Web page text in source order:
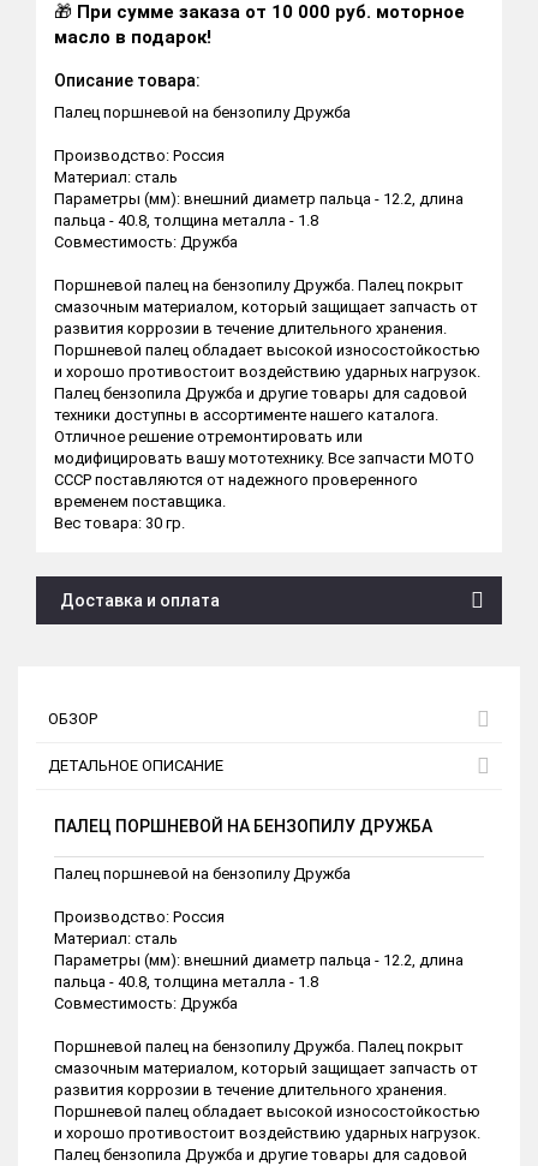
🎁 При сумме заказа от 10 000 руб. моторное
масло в подарок!
Описание товара:
Палец поршневой на бензопилу Дружба
Производство: Россия
Материал: сталь
Параметры (мм): внешний диаметр пальца - 12.2, длина
пальца - 40.8, толщина металла - 1.8
Совместимость: Дружба
Поршневой палец на бензопилу Дружба. Палец покрыт
смазочным материалом, который защищает запчасть от
развития коррозии в течение длительного хранения.
Поршневой палец обладает высокой износостойкостью
и хорошо противостоит воздействию ударных нагрузок.
Палец бензопила Дружба и другие товары для садовой
техники доступны в ассортименте нашего каталога.
Отличное решение отремонтировать или
модифицировать вашу мототехнику. Все запчасти МОТО
СССР поставляются от надежного проверенного
временем поставщика.
Вес товара: 30 гр.
Доставка и оплата
ОБЗОР
ДЕТАЛЬНОЕ ОПИСАНИЕ
ПАЛЕЦ ПОРШНЕВОЙ НА БЕНЗОПИЛУ ДРУЖБА
Палец поршневой на бензопилу Дружба
Производство: Россия
Материал: сталь
Параметры (мм): внешний диаметр пальца - 12.2, длина
пальца - 40.8, толщина металла - 1.8
Совместимость: Дружба
Поршневой палец на бензопилу Дружба. Палец покрыт
смазочным материалом, который защищает запчасть от
развития коррозии в течение длительного хранения.
Поршневой палец обладает высокой износостойкостью
и хорошо противостоит воздействию ударных нагрузок.
Палец бензопила Дружба и другие товары для садовой